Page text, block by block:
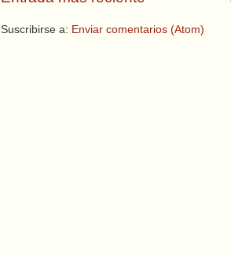
Suscribirse a: Enviar comentarios (Atom)